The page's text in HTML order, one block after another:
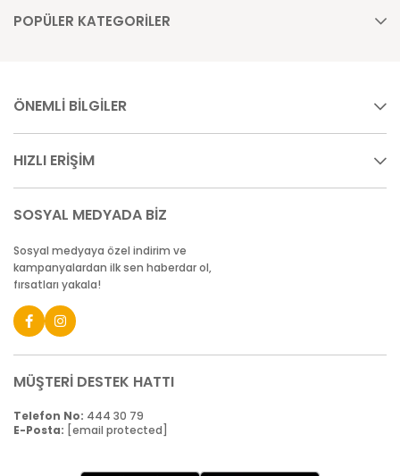
POPÜLER KATEGORİLER
ÖNEMLİ BİLGİLER
HIZLI ERİŞİM
SOSYAL MEDYADA BİZ
Sosyal medyaya özel indirim ve
kampanyalardan ilk sen haberdar ol,
fırsatları yakala!
MÜŞTERİ DESTEK HATTI
Telefon No: 444 30 79
E-Posta: [email protected]